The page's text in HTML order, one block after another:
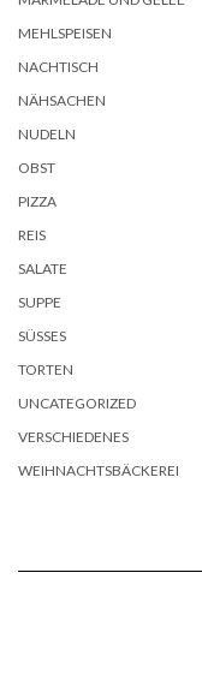
MEHLSPEISEN
NACHTISCH
NÄHSACHEN
NUDELN
OBST
PIZZA
REIS
SALATE
SUPPE
SÜSSES
TORTEN
UNCATEGORIZED
VERSCHIEDENES
WEIHNACHTSBÄCKEREI